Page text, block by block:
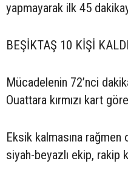
yapmayarak ilk 45
BEŞİKTAŞ 10 KİŞİ KALDI
Mücadelenin 72’nci
Ouattara kırmızı kart
Eksik kalmasına
siyah-beyazlı ekip, rakip